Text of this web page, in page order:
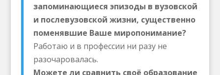
запоминающиеся эпизоды в вузовской
и послевузовской жизни, существенно
поменявшие Ваше миропонимание?
Работаю и в профессии ни разу не
разочаровалась.
Можете ли сравнить своё образование